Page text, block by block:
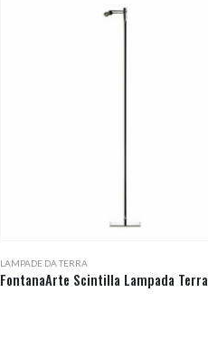
LAMPADE DA TERRA
FontanaArte Scintilla Lampada Terra